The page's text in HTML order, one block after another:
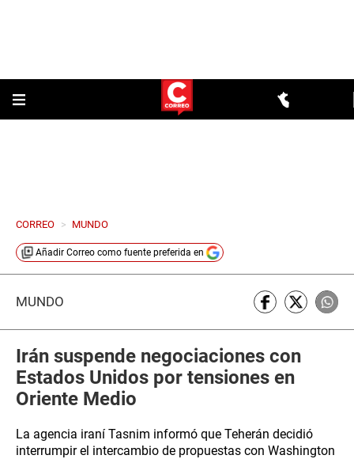
CORREO > MUNDO
Añadir Correo como fuente preferida en
MUNDO
Irán suspende negociaciones con
Estados Unidos por tensiones en
Oriente Medio
La agencia iraní Tasnim informó que Teherán decidió
interrumpir el intercambio de propuestas con Washington